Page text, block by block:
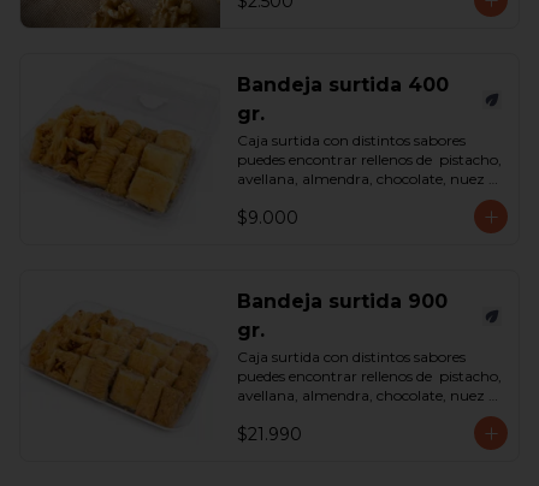
Bandeja surtida 400
gr.
Caja surtida con distintos sabores
puedes encontrar rellenos de  pistacho,
avellana, almendra, chocolate, nuez y
*Surtido enviado sujeto a
$9.000
Bandeja surtida 900
gr.
Caja surtida con distintos sabores
puedes encontrar rellenos de  pistacho,
avellana, almendra, chocolate, nuez y
*Surtido enviado sujeto a
$21.990